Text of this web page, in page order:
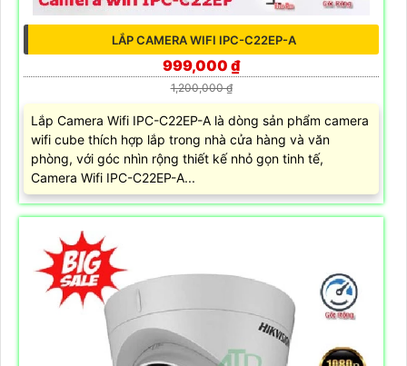
LẮP CAMERA WIFI IPC-C22EP-A
999,000 ₫
1,200,000 ₫
Lắp Camera Wifi IPC-C22EP-A là dòng sản phẩm camera
wifi cube thích hợp lắp trong nhà cửa hàng và văn
phòng, với góc nhìn rộng thiết kế nhỏ gọn tinh tế,
Camera Wifi IPC-C22EP-A...